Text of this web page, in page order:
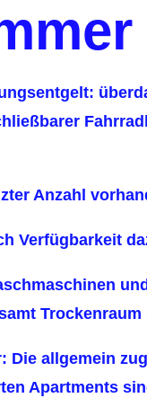
Anzahl
Verfügbarkeit
Trockenraum
Die allgemein
Apartments